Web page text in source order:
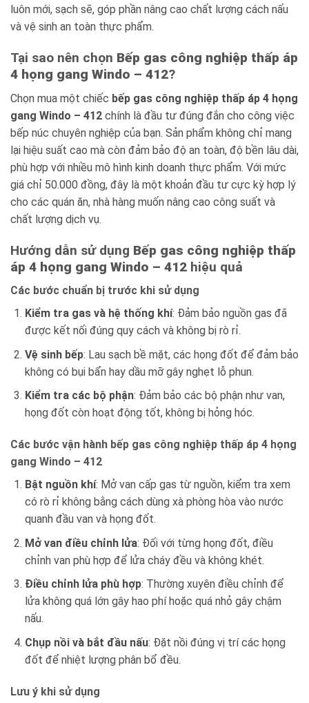
luôn mới, sạch sẽ, góp phần nâng cao chất lượng cách nấu
và vệ sinh an toàn thực phẩm.
Tại sao nên chọn Bếp gas công nghiệp thấp áp
4 họng gang Windo – 412?
Chọn mua một chiếc bếp gas công nghiệp thấp áp 4 họng
gang Windo – 412 chính là đầu tư đúng đắn cho công việc
bếp núc chuyên nghiệp của bạn. Sản phẩm không chỉ mang
lại hiệu suất cao mà còn đảm bảo độ an toàn, độ bền lâu dài,
phù hợp với nhiều mô hình kinh doanh thực phẩm. Với mức
giá chỉ 50.000 đồng, đây là một khoản đầu tư cực kỳ hợp lý
cho các quán ăn, nhà hàng muốn nâng cao công suất và
chất lượng dịch vụ.
Hướng dẫn sử dụng Bếp gas công nghiệp thấp
áp 4 họng gang Windo – 412 hiệu quả
Các bước chuẩn bị trước khi sử dụng
Kiểm tra gas và hệ thống khí: Đảm bảo nguồn gas đã
được kết nối đúng quy cách và không bị rò rỉ.
Vệ sinh bếp: Lau sạch bề mặt, các họng đốt để đảm bảo
không có bụi bẩn hay dầu mỡ gây nghẹt lỗ phun.
Kiểm tra các bộ phận: Đảm bảo các bộ phận như van,
họng đốt còn hoạt động tốt, không bị hỏng hóc.
Các bước vận hành bếp gas công nghiệp thấp áp 4 họng
gang Windo – 412
Bật nguồn khí: Mở van cấp gas từ nguồn, kiểm tra xem
có rò rỉ không bằng cách dùng xà phòng hòa vào nước
quanh đầu van và họng đốt.
Mở van điều chỉnh lửa: Đối với từng họng đốt, điều
chỉnh van phù hợp để lửa cháy đều và không khét.
Điều chỉnh lửa phù hợp: Thường xuyên điều chỉnh để
lửa không quá lớn gây hao phí hoặc quá nhỏ gây chậm
nấu.
Chụp nồi và bắt đầu nấu: Đặt nồi đúng vị trí các họng
đốt để nhiệt lượng phân bổ đều.
Lưu ý khi sử dụng